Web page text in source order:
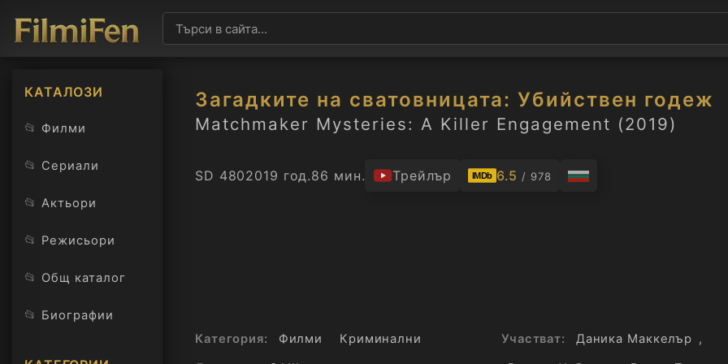
КАТАЛОЗИ
📂 Филми
📂 Сериали
📂 Актьори
📂 Режисьори
📂 Общ каталог
📂 Биографии
Загадките на сватовницата: Убийствен годеж
Matchmaker Mysteries: A Killer Engagement (2019)
SD 4802019 год.86 мин. Трейлър IMDb 6.5 / 978
Категория: Филми
Криминални
Участват: Даника Маккелър
,